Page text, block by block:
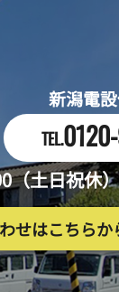
新潟電
TEL.
（土日祝休
せはこちらか